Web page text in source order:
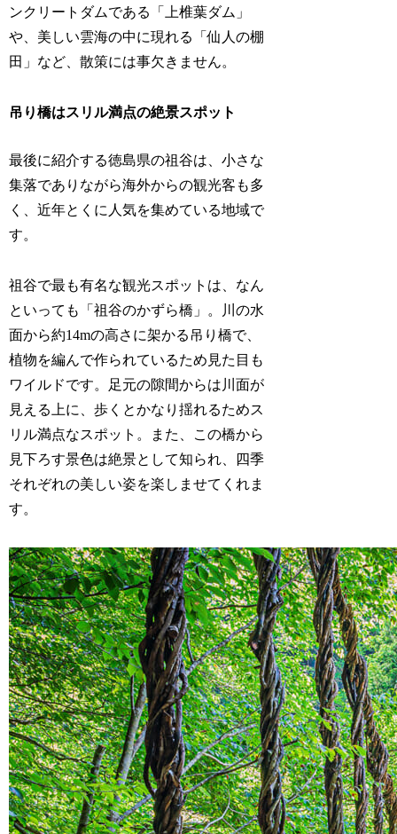
ンクリートダムである「上椎葉ダム」
や、美しい雲海の中に現れる「仙人の棚
田」など、散策には事欠きません。
吊り橋はスリル満点の絶景スポット
最後に紹介する徳島県の祖谷は、小さな
集落でありながら海外からの観光客も多
く、近年とくに人気を集めている地域で
す。
祖谷で最も有名な観光スポットは、なん
といっても「祖谷のかずら橋」。川の水
面から約14mの高さに架かる吊り橋で、
植物を編んで作られているため見た目も
ワイルドです。足元の隙間からは川面が
見える上に、歩くとかなり揺れるためス
リル満点なスポット。また、この橋から
見下ろす景色は絶景として知られ、四季
それぞれの美しい姿を楽しませてくれま
す。